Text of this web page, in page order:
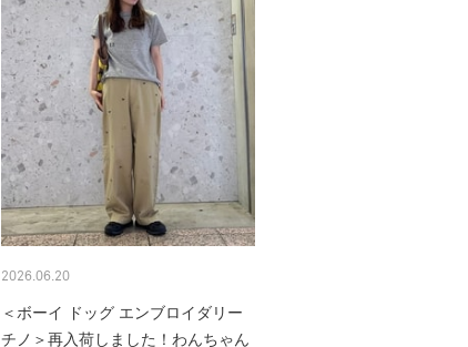
2026.06.20
＜ボーイ ドッグ エンブロイダリー
チノ＞再入荷しました！わんちゃん